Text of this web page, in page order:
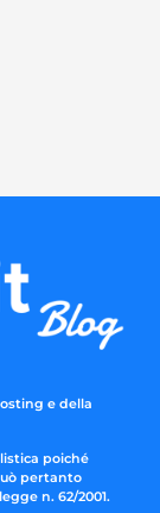
e della
poiché
pertanto
n. 62/2001.